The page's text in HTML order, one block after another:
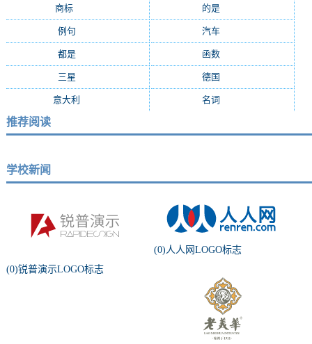
商标 的是
例句 汽车
都是(803) 函数
三星 德国
意大利 名词
推荐阅读
学校新闻
(0)锐普演示LOGO标志
(0)人人网LOGO标志